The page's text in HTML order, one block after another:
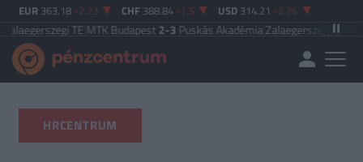
EUR 363.18 -2.23 CHF 388.84 -1.5 USD 314.21 -2.76
TE|MTK Budapest2-3Puskás Akadémia|Zalaegerszegi TE5-2Paksi FC
HRCENTRUM